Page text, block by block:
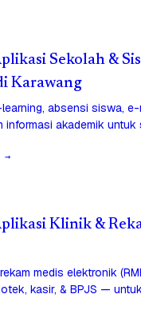
Sekolah &
Karawang
absensi siswa, e-
akademik untuk
→
Klinik &
medis elektronik
kasir, & BPJS —